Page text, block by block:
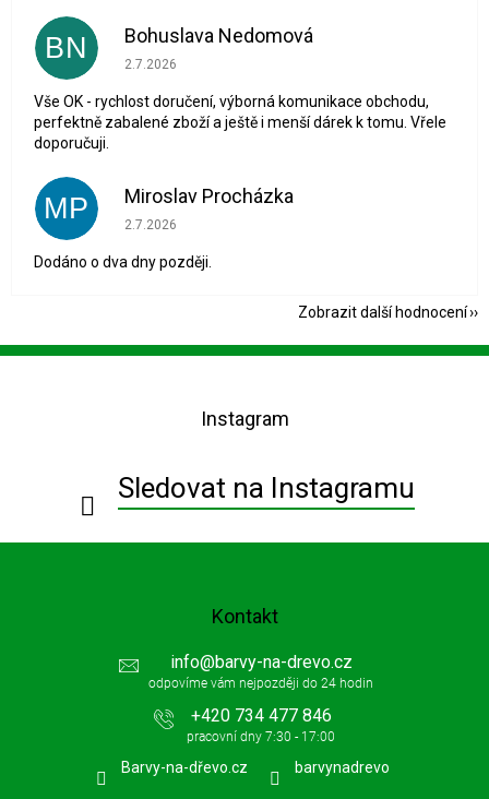
BN Bohuslava Nedomová
Hodnocení obchodu je 5 z 5 hvězdiček.
2.7.2026
Vše OK - rychlost doručení, výborná komunikace obchodu,
perfektně zabalené zboží a ještě i menší dárek k tomu. Vřele
doporučuji.
MP Miroslav Procházka
Hodnocení obchodu je 1 z 5 hvězdiček.
2.7.2026
Dodáno o dva dny později.
Zobrazit další hodnocení
Z
Instagram
Sledovat na Instagramu
Kontakt
info@barvy-na-drevo.cz
+420 734 477 846
Barvy-na-dřevo.cz barvynadrevo